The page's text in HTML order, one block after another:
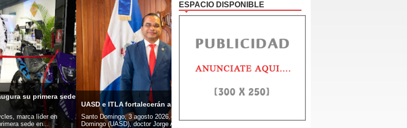
alianza para formar en IA y ciberseguridad
2026.- El rector de la Universidad Autónoma de Santo
Jorge Asjana David, recibió este lunes,...
Comunidad CEO Inmobiliario RD celebra segundo aniversario con
ESPACIO DISPONIBLE